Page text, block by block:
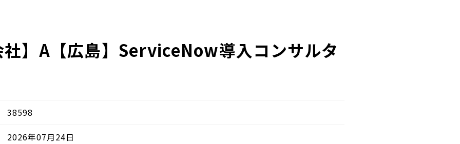
】A【広島】ServiceNow導入コンサルタ
38598
2026年07月24日